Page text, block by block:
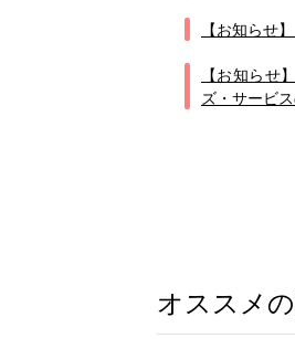
【お知らせ
【お知らせ
ズ・サービ
オススメ